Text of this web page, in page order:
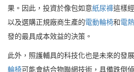
果。因此，投資於像包如意紙尿褲這樣
以及選購正規廠商生產的電動輪椅和電
發的最具成本效益的決策。
此外，照護輔具的科技化也是未來的發
輪椅可能會結合物聯網技術，具備跌倒